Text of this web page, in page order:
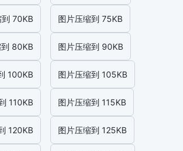
到 70KB 图片压缩到 75KB
80KB 图片压缩到 90KB
100KB 图片压缩到 105KB
110KB 图片压缩到 115KB
120KB 图片压缩到 125KB